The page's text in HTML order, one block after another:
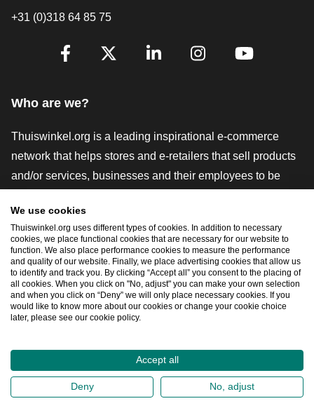
+31 (0)318 64 85 75
Are you already following us?
Who are we?
Thuiswinkel.org is a leading inspirational e-commerce
network that helps stores and e-retailers that sell products
and/or services, businesses and their employees to be
with various trustmarks, Thuiswinkel Reviews, legal tools
and advice, advocacy, market research, and have our own
education platform, the Thuiswinkel e-Academy.
Navigate quickly
2026©Thuiswinkel.org
Privacy Statement Cookie Statement Sitemap
We use cookies
Thuiswinkel.org uses different types of cookies. In addition to necessary
cookies, we place functional cookies that are necessary for our website to
function. We also place performance cookies to measure the performance
and quality of our website. Finally, we place advertising cookies that allow us
to identify and track you. By clicking “Accept all” you consent to the placing of
all cookies. When you click on "No, adjust" you can make your own selection
and when you click on “Deny” we will only place necessary cookies. If you
would like to know more about our cookies or change your cookie choice
later, please see our cookie policy.
Accept all
Deny No, adjust